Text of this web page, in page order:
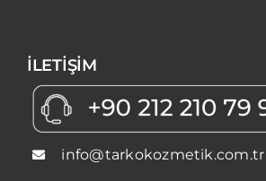
İLETİŞİM
info@tarkokozmetik.com.tr